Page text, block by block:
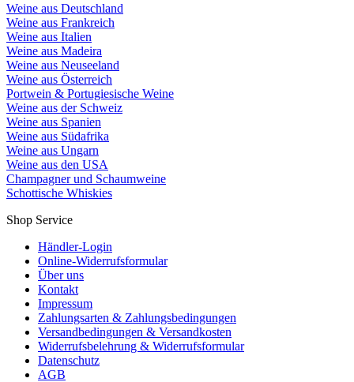
Weine aus Deutschland
Weine aus Frankreich
Weine aus Italien
Weine aus Madeira
Weine aus Neuseeland
Weine aus Österreich
Portwein & Portugiesische Weine
Weine aus der Schweiz
Weine aus Spanien
Weine aus Südafrika
Weine aus Ungarn
Weine aus den USA
Champagner und Schaumweine
Schottische Whiskies
Shop Service
Händler-Login
Online-Widerrufsformular
Über uns
Kontakt
Impressum
Zahlungsarten & Zahlungsbedingungen
Versandbedingungen & Versandkosten
Widerrufsbelehrung & Widerrufsformular
Datenschutz
AGB